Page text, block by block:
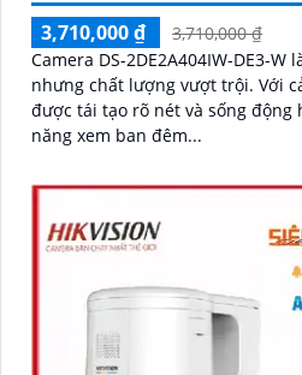
3,710,000 ₫
3,710,000 ₫
Camera DS-2DE2A404IW-DE3-W
nhưng chất lượng vượt trội. Với cảm biến CMOS, hình ảnh
được tái tạo rõ nét và sống động hơn. Camera
năng xem ban đêm...